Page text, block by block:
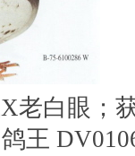
白眼；
王